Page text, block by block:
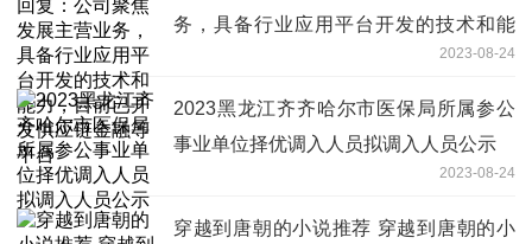
务，具备行业应用平台开发的技术和能
力，目前已开发供应链金融等平台2023-08-24
2023黑龙江齐齐哈尔市医保局所属参公
事业单位择优调入人员拟调入人员公示
2023-08-24
穿越到唐朝的小说推荐 穿越到唐朝的小